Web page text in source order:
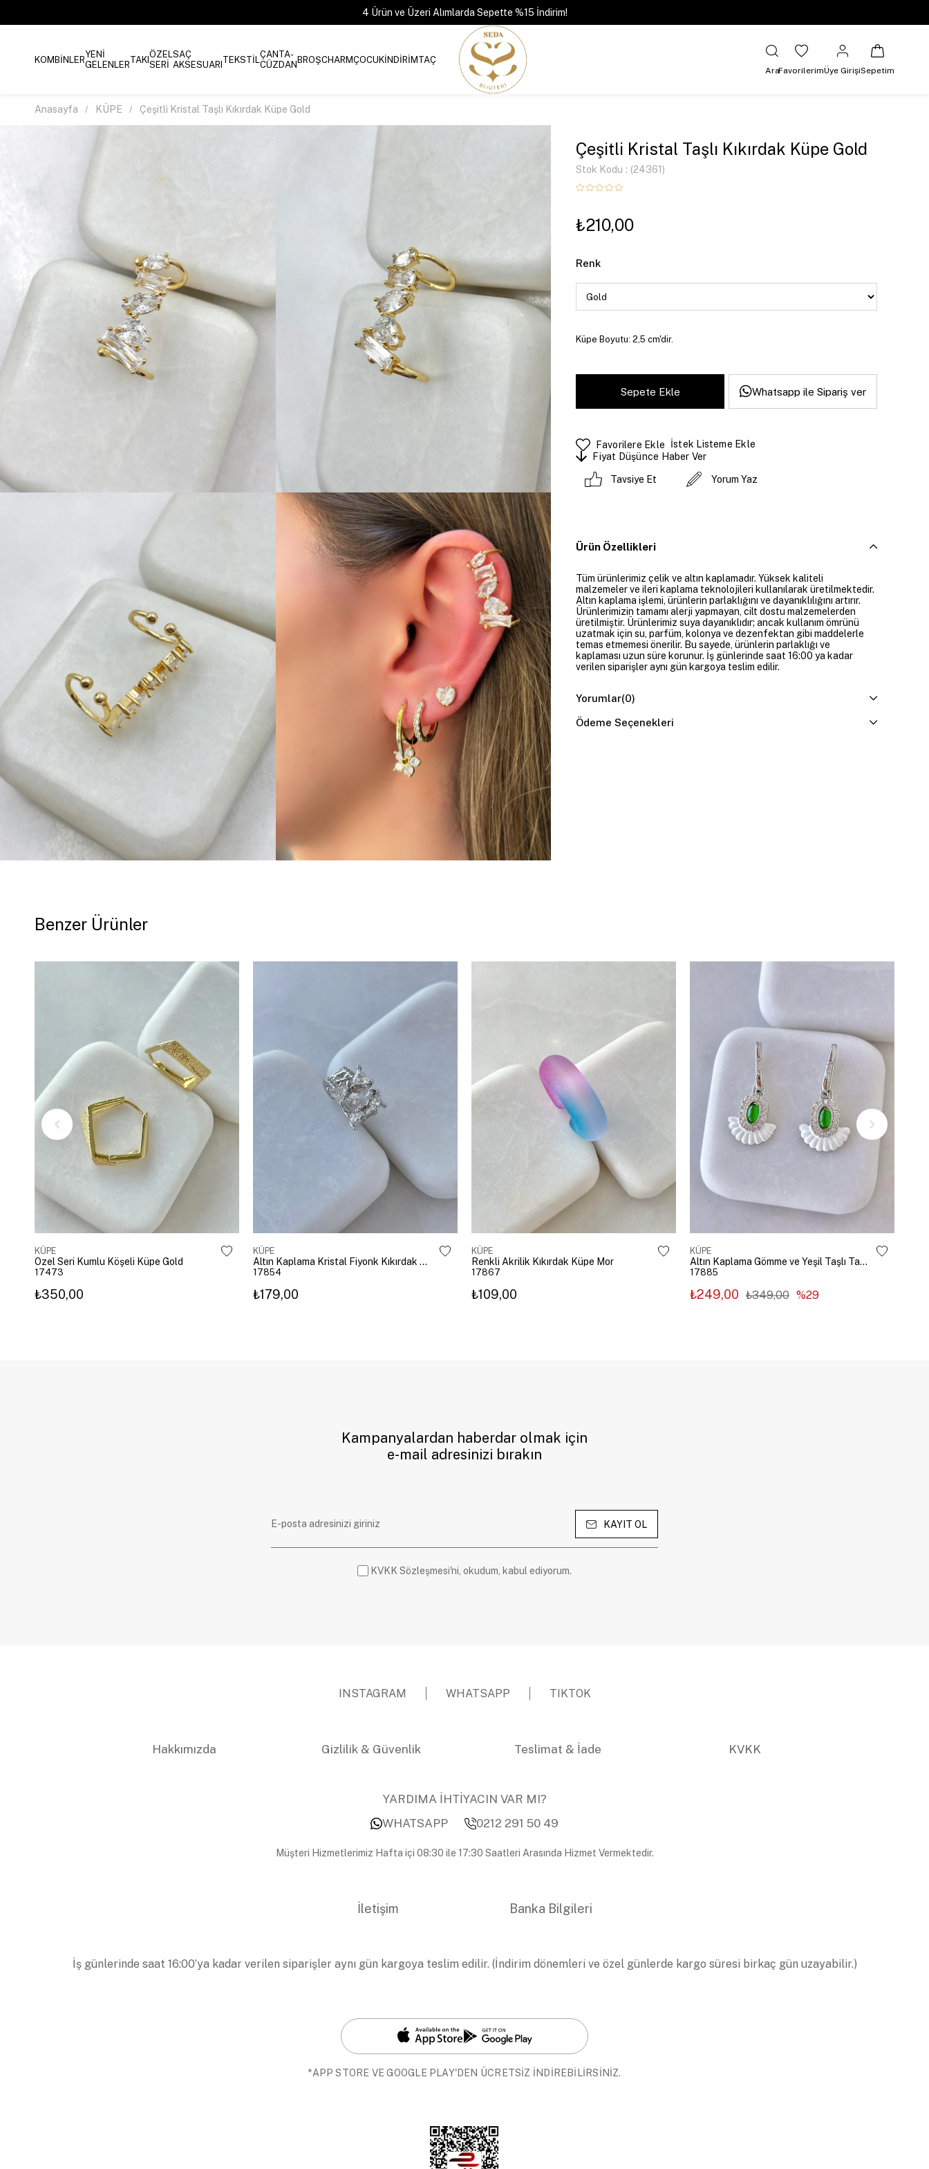
4 Ürün ve Üzeri Alımlarda Sepette %15 İndirim!
KOMBİNLERYENİ
GELENLERTAKIÖZEL
SERİ
SAÇ
AKSESUARI TEKSTİLÇANTA-
CÜZDANBROŞCHARMÇOCUKİNDİRİMTAÇ
AraFavorilerimÜye GirişiSepetim
Anasayfa KÜPE Çeşitli Kristal Taşlı Kıkırdak Küpe Gold
Çeşitli Kristal Taşlı Kıkırdak Küpe Gold
Stok Kodu (24361)
₺210,00
Renk
Küpe Boyutu: 2,5 cm'dir.
Whatsapp ile Sipariş ver
Favorilere Ekle
İstek Listeme Ekle
Fiyat Düşünce Haber Ver
Tavsiye Et Yorum Yaz
Ürün Özellikleri
Tüm ürünlerimiz çelik ve altın kaplamadır. Yüksek kaliteli
malzemeler ve ileri kaplama teknolojileri kullanılarak üretilmektedir.
Altın kaplama işlemi, ürünlerin parlaklığını ve dayanıklılığını artırır.
Ürünlerimizin tamamı alerji yapmayan, cilt dostu malzemelerden
üretilmiştir. Ürünlerimiz suya dayanıklıdır; ancak kullanım ömrünü
uzatmak için su, parfüm, kolonya ve dezenfektan gibi maddelerle
temas etmemesi önerilir. Bu sayede, ürünlerin parlaklığı ve
kaplaması uzun süre korunur. İş günlerinde saat 16:00 ya kadar
verilen siparişler aynı gün kargoya teslim edilir.
Yorumlar(0)
Ödeme Seçenekleri
Benzer Ürünler
KÜPE
Özel Seri Kumlu Köşeli Küpe Gold
17473
₺350,00
KÜPE
Altın Kaplama Kristal Fiyonk Kıkırdak Küpe Gümüş
17854
₺179,00
KÜPE
Renkli Akrilik Kıkırdak Küpe Mor
17867
₺109,00
KÜPE
Altın Kaplama Gömme ve Yeşil Taşlı Tasarım Küpe Gümüş
17885
₺249,00 ₺349,00 %29
Kampanyalardan haberdar olmak için
e-mail adresinizi bırakın
KAYIT OL
KVKK Sözleşmesi'ni, okudum, kabul ediyorum.
INSTAGRAM WHATSAPP TIKTOK
Hakkımızda Gizlilik & Güvenlik Teslimat & İade KVKK
YARDIMA İHTİYACIN VAR MI?
WHATSAPP
0212 291 50 49
Müşteri Hizmetlerimiz Hafta içi 08:30 ile 17:30 Saatleri Arasında Hizmet Vermektedir.
İletişim Banka Bilgileri
İş günlerinde saat 16:00’ya kadar verilen siparişler aynı gün kargoya teslim edilir. (İndirim dönemleri ve özel günlerde kargo süresi birkaç gün uzayabilir.)
*APP STORE VE GOOGLE PLAY'DEN ÜCRETSİZ İNDİREBİLİRSİNİZ.